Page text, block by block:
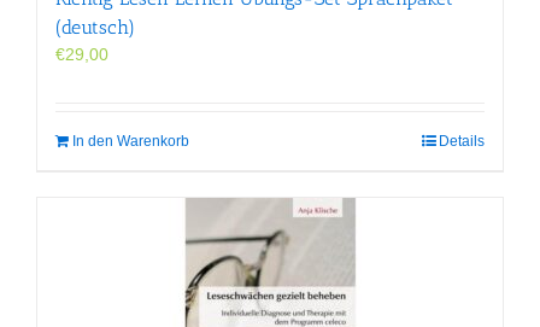
(deutsch)
€29,00
In den Warenkorb Details